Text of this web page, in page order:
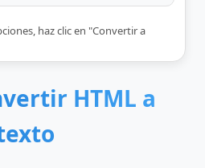
haz clic en "Convertir a
HTML a